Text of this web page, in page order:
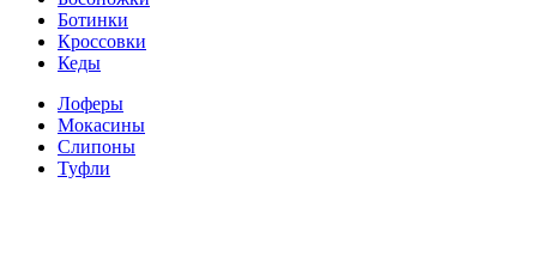
Ботинки
Кроссовки
Кеды
Лоферы
Мокасины
Слипоны
Туфли